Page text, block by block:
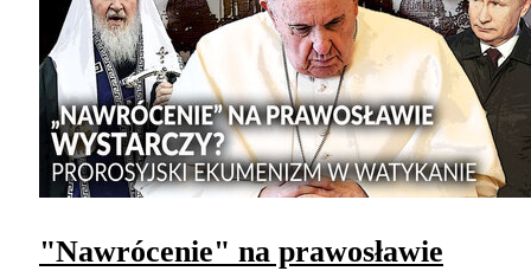
"Nawrócenie" na prawosławie